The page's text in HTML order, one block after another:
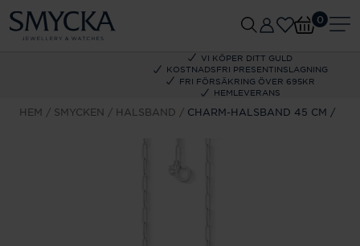
VI KÖPER DITT GULD
KOSTNADSFRI PRESENTINSLAGNING
FRI FÖRSÄKRING ÖVER 695KR
HEMLEVERANS
0
HEM SMYCKEN HALSBAND CHARM-HALSBAND 45 CM